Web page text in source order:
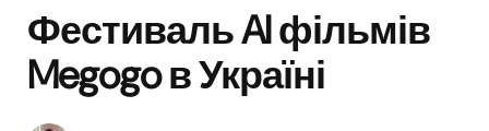
Фестиваль AI фільмів
Megogo в Україні